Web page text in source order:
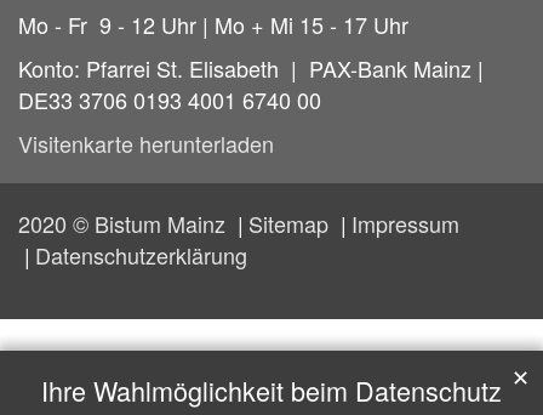
Mo - Fr 9 - 12 Uhr | Mo + Mi 15 - 17 Uhr
Konto: Pfarrei St. Elisabeth | PAX-Bank Mainz |
DE33 3706 0193 4001 6740 00
Visitenkarte herunterladen
2020 © Bistum Mainz Sitemap
Impressum
Datenschutzerklärung
Ihre Wahlmöglichkeit beim Datenschutz ✕